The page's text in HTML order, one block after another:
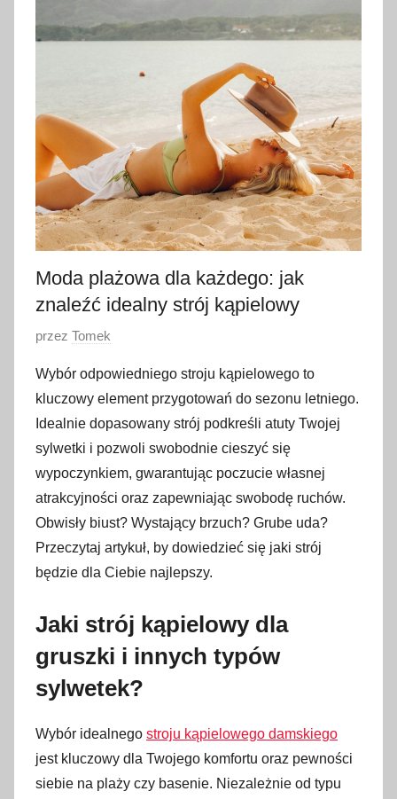
Moda plażowa dla każdego: jak
znaleźć idealny strój kąpielowy
O
u
b
l
i
k
o
w
a
n
0
m
a
c
a
przez Tomek
Wybór odpowiedniego stroju kąpielowego to
kluczowy element przygotowań do sezonu letniego.
Idealnie dopasowany strój podkreśli atuty Twojej
sylwetki i pozwoli swobodnie cieszyć się
wypoczynkiem, gwarantując poczucie własnej
atrakcyjności oraz zapewniając swobodę ruchów.
Obwisły biust? Wystający brzuch? Grube uda?
Przeczytaj artykuł, by dowiedzieć się jaki strój
będzie dla Ciebie najlepszy.
Jaki strój kąpielowy dla
gruszki i innych typów
sylwetek?
Wybór idealnego stroju kąpielowego damskiego
jest kluczowy dla Twojego komfortu oraz pewności
siebie na plaży czy basenie. Niezależnie od typu